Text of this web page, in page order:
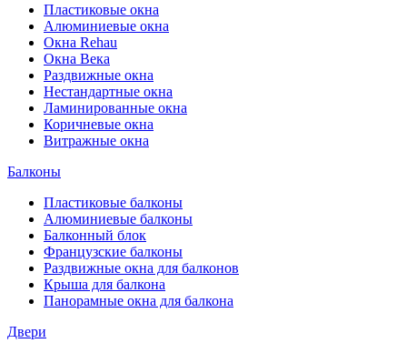
Пластиковые окна
Алюминиевые окна
Окна Rehau
Окна Века
Раздвижные окна
Нестандартные окна
Ламинированные окна
Коричневые окна
Витражные окна
Балконы
Пластиковые балконы
Алюминиевые балконы
Балконный блок
Французские балконы
Раздвижные окна для балконов
Крыша для балкона
Панорамные окна для балкона
Двери